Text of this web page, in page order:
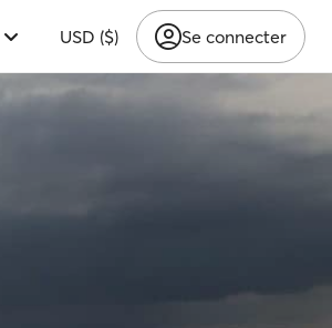
USD ($) Se connecter